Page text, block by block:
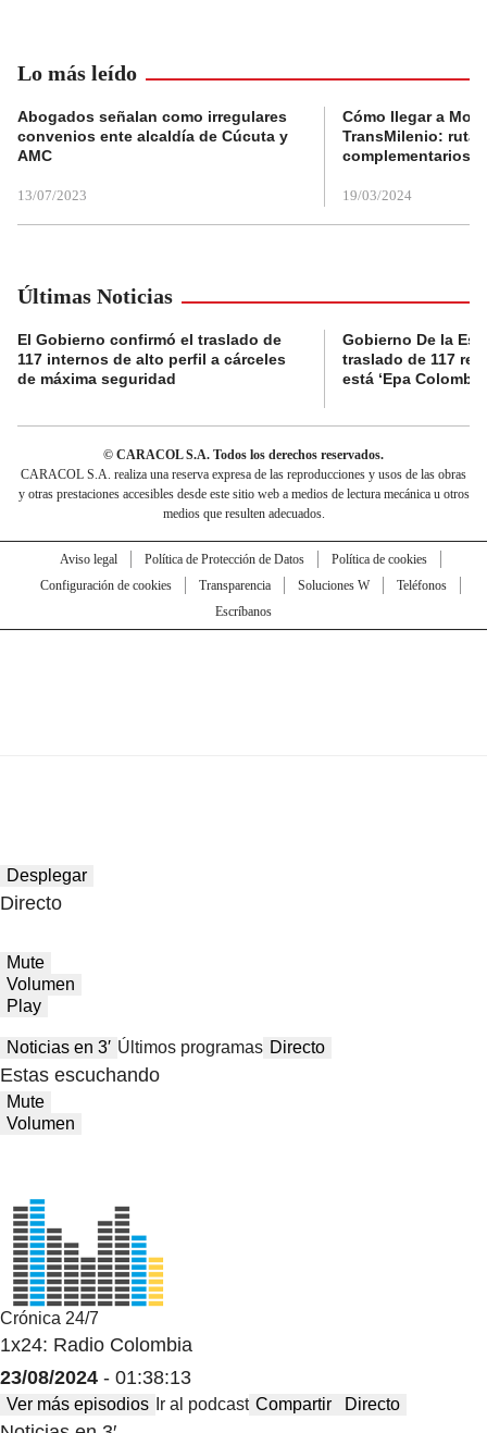
Lo más leído
Abogados señalan como irregulares
convenios ente alcaldía de Cúcuta y
AMC
13/07/2023
Cómo llegar a
TransMilenio:
complementarios
19/03/2024
Últimas Noticias
El Gobierno confirmó el traslado de
117 internos de alto perfil a cárceles
de máxima seguridad
Gobierno De la
traslado de 117
está ‘Epa
© CARACOL S.A. Todos los derechos reservados.
CARACOL S.A. realiza una reserva expresa de las reproducciones y usos de las obras
y otras prestaciones accesibles desde este sitio web a medios de lectura mecánica u otros
medios que resulten adecuados.
Aviso legal Política de Protección de Datos
Política de cookies
Configuración de cookies
Transparencia Soluciones W
Teléfonos
Escríbanos
Desplegar
Directo
Mute
Volumen
Play
Noticias en 3′ Últimos programas Directo
Estas escuchando
Mute
Volumen
Crónica 24/7
1x24: Radio Colombia
23/08/2024 - 01:38:13
Ver más episodios Ir al podcast Compartir Directo